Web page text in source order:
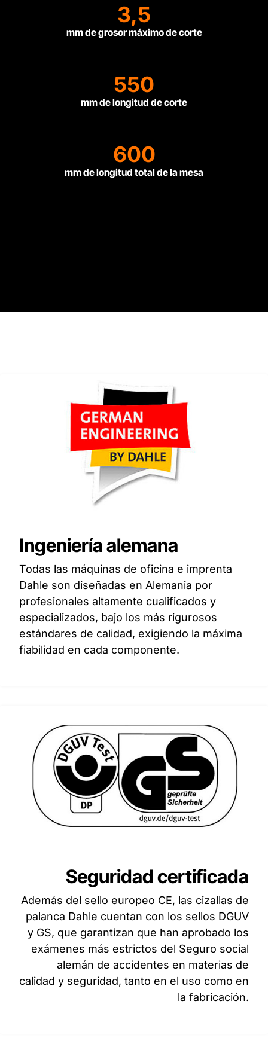
3,5
mm de grosor máximo de corte
550
mm de longitud de corte
600
mm de longitud total de la mesa
Ingeniería alemana
Todas las máquinas de oficina e imprenta
Dahle son diseñadas en Alemania por
profesionales altamente cualificados y
especializados, bajo los más rigurosos
estándares de calidad, exigiendo la máxima
fiabilidad en cada componente.
Seguridad certificada
Además del sello europeo CE, las cizallas de
palanca Dahle cuentan con los sellos DGUV
y GS, que garantizan que han aprobado los
exámenes más estrictos del Seguro social
alemán de accidentes en materias de
calidad y seguridad, tanto en el uso como en
la fabricación.